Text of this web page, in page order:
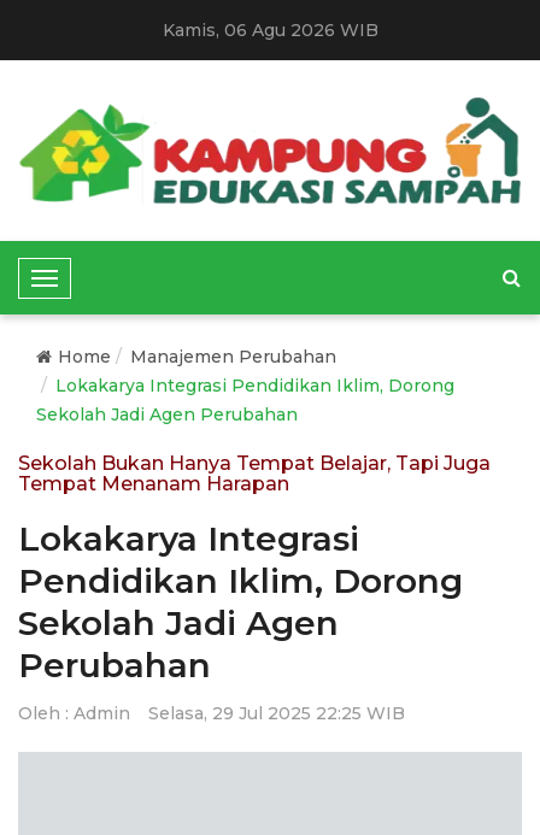
Kamis, 06 Agu 2026 WIB
T
o
g
e
N
a
i
g
t
i
n
Home
Manajemen Perubahan
Lokakarya Integrasi Pendidikan Iklim, Dorong
Sekolah Jadi Agen Perubahan
Sekolah Bukan Hanya Tempat Belajar, Tapi Juga
Tempat Menanam Harapan
Lokakarya Integrasi
Pendidikan Iklim, Dorong
Sekolah Jadi Agen
Perubahan
Oleh : Admin Selasa, 29 Jul 2025 22:25 WIB